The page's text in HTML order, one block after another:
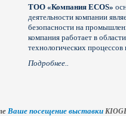
ТОО «Компания ECOS»
деятельности компании
безопасности на
компания работает в
технологических
Подробнее..
Ваше посещение выставки